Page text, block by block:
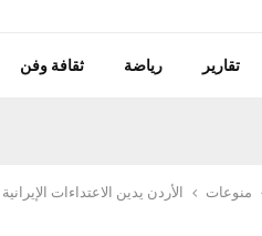
تقارير رياضة ثقافة وفن
منوعات الأردن يدين الاعتداءات